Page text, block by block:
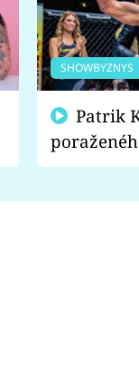
SHOWBYZNYS
fanoušci